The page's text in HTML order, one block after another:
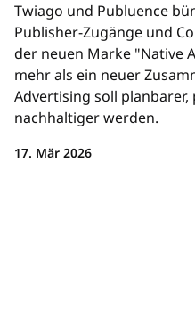
Twiago und Publuence
Publisher-Zugänge und
der neuen Marke "Native
mehr als ein neuer
Advertising soll planbarer,
nachhaltiger werden.
17. Mär 2026